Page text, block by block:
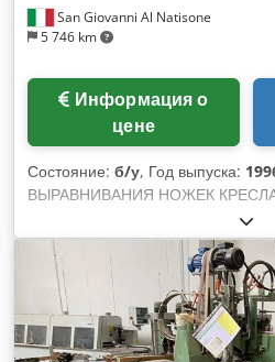
San Giovanni Al Natisone
5 746 km
цене
Состояние: б/у, Год выпуска:
ВЫРАВНИВАНИЯ НОЖЕК КРЕСЛА
СТАНДАРТЫ CE - Б/У - Вольт.
960416 - Год 1996 Dkjdewrb R